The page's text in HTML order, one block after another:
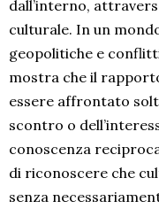
dall’interno,
culturale. In un
geopolitiche e
mostra che il
essere affrontato
scontro o
conoscenza
di riconoscere che
senza